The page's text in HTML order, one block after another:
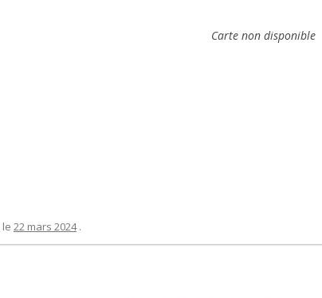
Carte non disponible
le 22 mars 2024 .